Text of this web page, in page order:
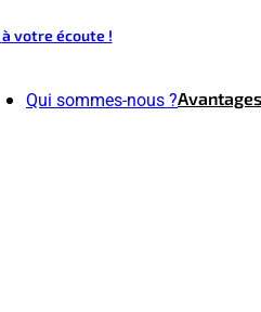
à votre écoute !
Qui sommes-nous ?Avantages